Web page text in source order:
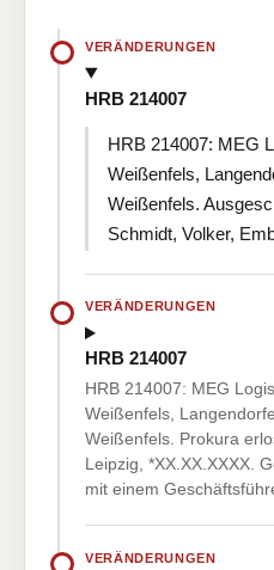
VERÄNDERUNGEN
HRB 214007
HRB 214007: MEG
Weißenfels,
Weißenfels.
Schmidt, Volker,
VERÄNDERUNGEN
HRB 214007
HRB 214007: MEG
Weißenfels,
Weißenfels. Prokura
Leipzig, *XX.XX.XXXX.
mit einem
VERÄNDERUNGEN